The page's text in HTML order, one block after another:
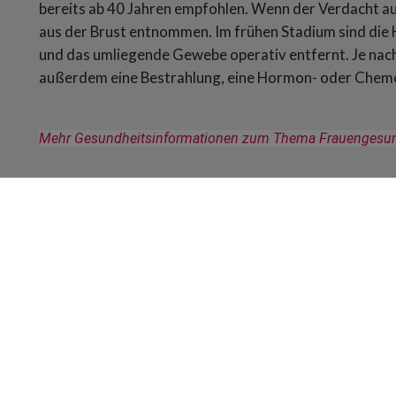
bereits ab 40 Jahren empfohlen. Wenn der Verdacht
aus der Brust entnommen. Im frühen Stadium sind
und das umliegende Gewebe operativ entfernt. Je
außerdem eine Bestrahlung, eine Hormon- oder
Mehr Gesundheitsinformationen zum Thema